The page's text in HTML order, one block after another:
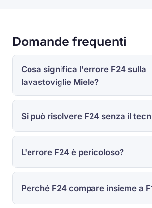
Domande frequenti
Cosa significa l'errore F24 sulla
lavastoviglie Miele?
Si può risolvere F24 senza il
L'errore F24 è pericoloso?
Perché F24 compare insieme a